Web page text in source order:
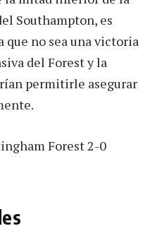
Southampton, es
no sea una victoria
del Forest y la
permitirle asegurar
Forest 2-0